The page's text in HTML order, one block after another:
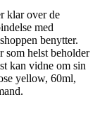
klar over de
med
benytter.
som helst beholder
kan vidne om sin
yellow, 60ml,